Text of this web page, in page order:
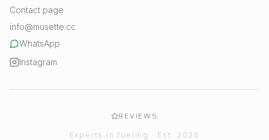
Contact page
info@musette.cc
WhatsApp
Instagram
REVIEWS
Experts in fueling · Est. 2026